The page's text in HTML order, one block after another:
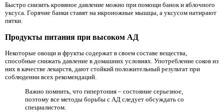
Быстро снизить кровяное давление можно при помощи банок и яблочного
уксуса. Горячие банки ставят на икроножные мышцы, а уксусом натирают
пятки.
Продукты питания при высоком АД
Некоторые овощи и фрукты содержат в своем составе вещества,
способные снижать давление в домашних условиях. Употребление соков из
них в качестве лекарств, дают стойкий положительный результат при
соблюдении всех рекомендаций.
Важно помнить, что гипертония – состояние серьезное,
поэтому все методы борьбы с АД следует обсуждать со
специалистом.